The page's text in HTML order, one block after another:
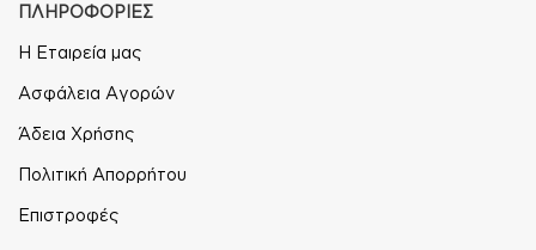
ΠΛΗΡΟΦΟΡΙΕΣ
Η Εταιρεία μας
Ασφάλεια Αγορών
Άδεια Χρήσης
Πολιτική Απορρήτου
Επιστροφές